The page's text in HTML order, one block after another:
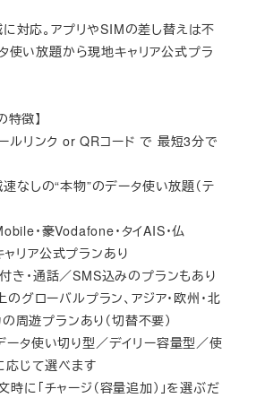
対応。アプリやSIMの差し替えは不
使い放題から現地キャリア公式プラ
徴】
ールリンク or QRコード で 最短3分で
なしの“本物”のデータ使い放題（テ
・豪Vodafone・タイAIS・仏
リア公式プランあり
き・通話／SMS込みのプランもあり
グローバルプラン、アジア・欧州・北
周遊プランあり（切替不要）
ータ使い切り型／デイリー容量型／使
応じて選べます
に「チャージ（容量追加）」を選ぶだ